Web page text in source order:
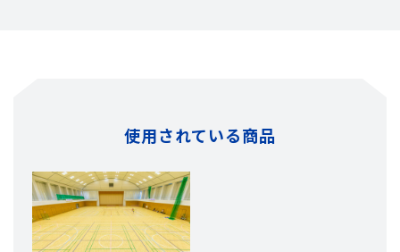
使用されている商品